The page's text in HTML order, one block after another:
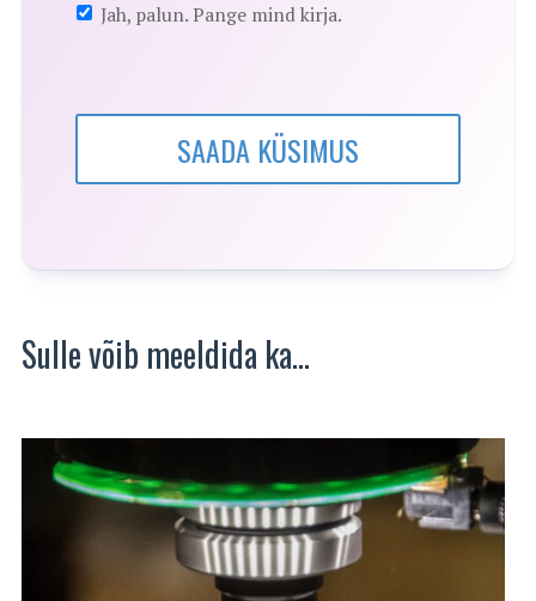
Jah, palun. Pange mind kirja.
SAADA KÜSIMUS
Sulle võib meeldida ka…